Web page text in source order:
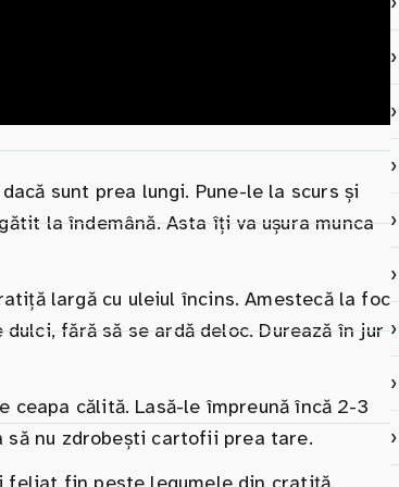
sunt prea lungi. Pune-le la scurs și
la îndemână. Asta îți va ușura munca
largă cu uleiul încins. Amestecă la foc
fără să se ardă deloc. Durează în jur
călită. Lasă-le împreună încă 2-3
să nu zdrobești cartofii prea tare.